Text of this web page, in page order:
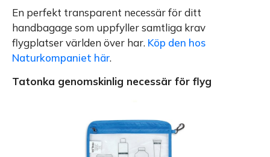
En perfekt transparent necessär för ditt
handbagage som uppfyller samtliga krav
flygplatser världen över har. Köp den hos
Naturkompaniet här.
Tatonka genomskinlig necessär för flyg